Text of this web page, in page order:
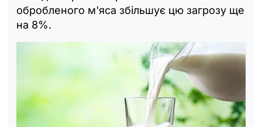
обробленого м'яса збільшує цю загрозу ще
на 8%.